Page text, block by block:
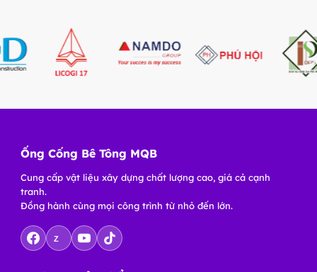
Ống Cống Bê Tông MQB
Cung cấp vật liệu xây dựng chất lượng cao, giá cả cạnh
tranh.
Đồng hành cùng mọi công trình từ nhỏ đến lớn.
Z